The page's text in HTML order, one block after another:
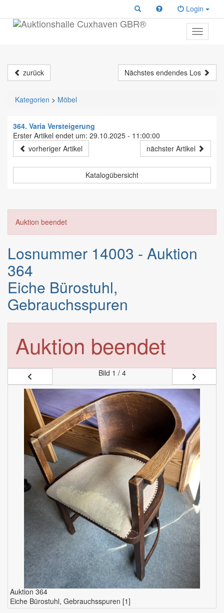
Login
Toggle
primary
zurück Nächstes endendes Los
Kategorien > Möbel
364. Varia Versteigerung
Erster Artikel endet um: 29.10.2025 - 11:00:00
vorheriger Artikel
nächster Artikel
Katalogübersicht
Auktion beendet
Losnummer 14003 - Auktion
364
Eiche Bürostuhl,
Gebrauchsspuren
Auktion beendet
Bild 1 / 4
Auktion 364
Eiche Bürostuhl, Gebrauchsspuren [1]